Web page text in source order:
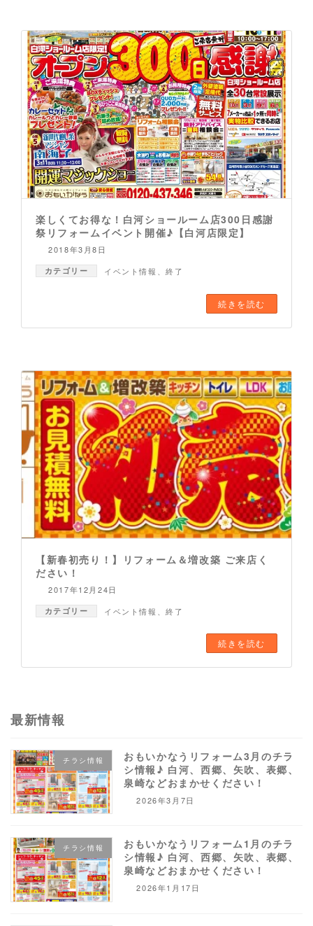
楽しくてお得な！白河ショールーム店300日感謝
祭リフォームイベント開催♪【白河店限定】
2018年3月8日
カテゴリー イベント情報 、終了
続きを読む
【新春初売り！】リフォーム＆増改築 ご来店く
ださい！
2017年12月24日
カテゴリー イベント情報 、終了
続きを読む
最新情報
チラシ情報
おもいかなうリフォーム3月のチラ
シ情報♪ 白河、西郷、矢吹、表郷、
泉崎などおまかせください！
2026年3月7日
チラシ情報
おもいかなうリフォーム1月のチラ
シ情報♪ 白河、西郷、矢吹、表郷、
泉崎などおまかせください！
2026年1月17日